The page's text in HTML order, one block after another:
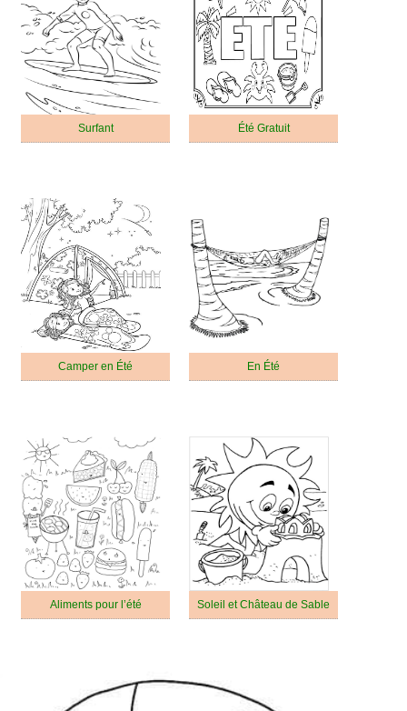
Surfant Été Gratuit
Camper en Été En Été
Aliments pour l’été Soleil et Château de Sable